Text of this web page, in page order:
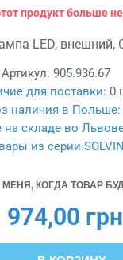
продукт больше
LED, внешний,
Артикул: 905.936.67
для поставки: 0
наличия в Польше:
на складе во
из серии
КОГДА ТОВАР
974,00 грн